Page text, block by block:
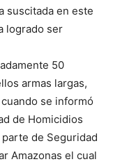
suscitada en este
logrado ser
50
armas largas,
se informó
de Homicidios
de Seguridad
Amazonas el cual